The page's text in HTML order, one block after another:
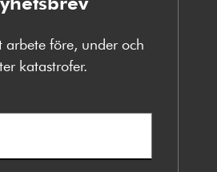
arbete före, under och
katastrofer.